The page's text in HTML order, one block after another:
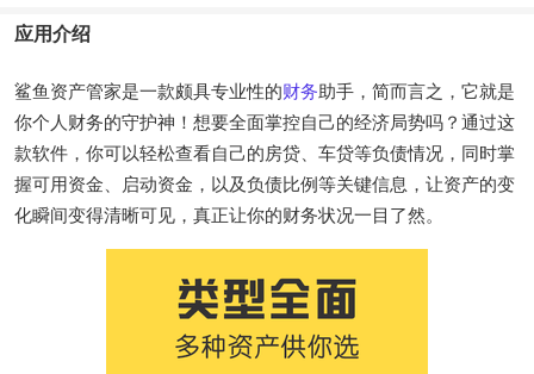
应用介绍
鲨鱼资产管家是一款颇具专业性的财务助手，简而言之，它就是
你个人财务的守护神！想要全面掌控自己的经济局势吗？通过这
款软件，你可以轻松查看自己的房贷、车贷等负债情况，同时掌
握可用资金、启动资金，以及负债比例等关键信息，让资产的变
化瞬间变得清晰可见，真正让你的财务状况一目了然。